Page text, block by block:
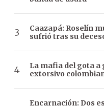
Caazapá: Roselín
sufrió tras su
La mafia del gota a
extorsivo
Encarnación: Dos